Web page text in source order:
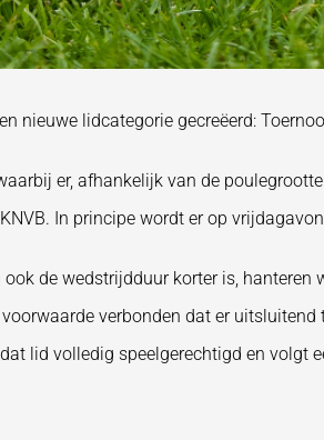
nieuwe lidcategorie gecreëerd:
er, afhankelijk van de
In principe wordt er op
de wedstrijdduur korter is,
verbonden dat er
lid volledig speelgerechtigd en